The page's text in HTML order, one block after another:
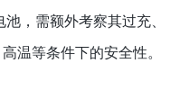
，需额外考察其过充、
温等条件下的安全性。